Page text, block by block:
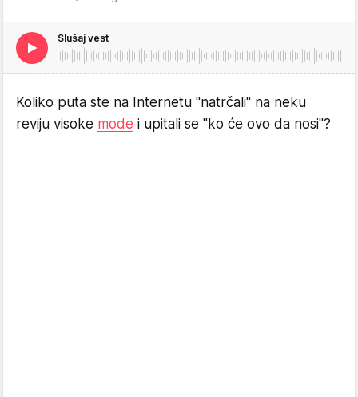
Slušaj vest
Koliko puta ste na Internetu "natrčali" na neku
reviju visoke mode i upitali se "ko će ovo da nosi"?